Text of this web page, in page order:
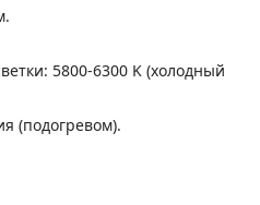
5800-6300 K (холодный
(подогревом).